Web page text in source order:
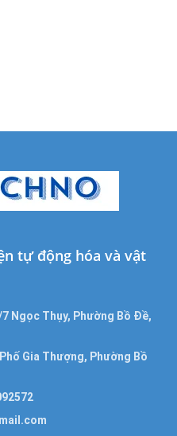
tự động hóa và vật
Ngọc Thụy, Phường Bồ Đề,
Gia Thượng, Phường Bồ